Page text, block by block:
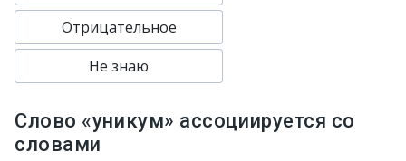
Отрицательное
Не знаю
Слово «уникум» ассоциируется со
словами